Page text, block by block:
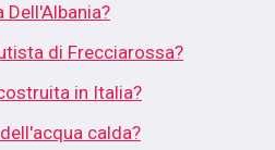
Dell'Albania?
di Frecciarossa?
in Italia?
calda?